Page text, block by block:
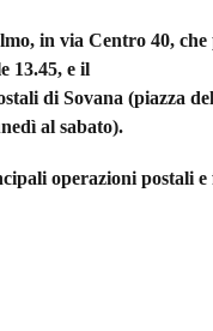
in via Centro 40,
13.45, e il
di Sovana (piazza
al sabato).
operazioni postali